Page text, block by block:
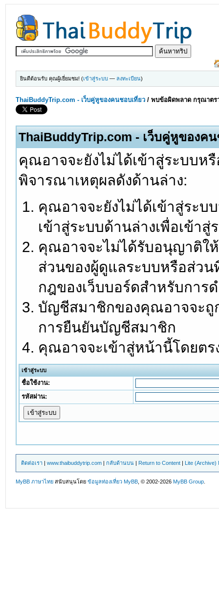
ยินดีต้อนรับ คุณผู้เยี่ยมชม! (เข้าสู่ระบบ — ลงทะเบียน)
ThaiBuddyTrip.com - เว็บคู่หูของคนชอบเที่ยว /พบข้อผิดพลาด กรุณาตร
ThaiBuddyTrip.com - เว็บคู่หูของค
คุณอาจจะยังไม่ได้เข้าสู่ระบบ
พิจารณาเหตุผลดังด้านล่าง:
คุณอาจจะยังไม่ได้เข้าสู่ระบ
เข้าสู่ระบบด้านล่างเพื่อเข้า
คุณอาจจะไม่ได้รับอนุญาติใ
ส่วนของผู้ดูแลระบบหรือส่ว
กฎของเว็บบอร์ดสำหรับการ
บัญชีสมาชิกของคุณอาจจะถู
การยืนยันบัญชีสมาชิก
คุณอาจจะเข้าสู่หน้านี้โดยต
เข้าสู่ระบบ
ชื่อใช้งาน:
รหัสผ่าน:
ติดต่อเรา |www.thaibuddytrip.com |กลับด้านบน | Return to Content | Lite (Archive)
MyBB ภาษาไทย สนับสนุนโดยข้อมูลท่องเที่ยว MyBB , © 2002-2026MyBB Group